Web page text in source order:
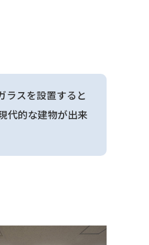
ラスを設置すると
代的な建物が出来